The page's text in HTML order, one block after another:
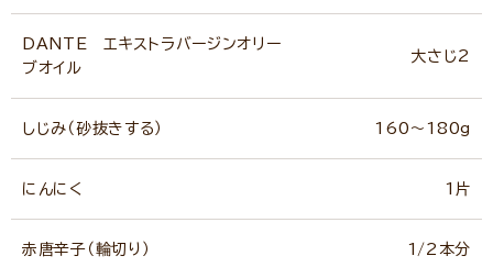
DANTE エキストラバージンオリー
ブオイル
大さじ2
しじみ（砂抜きする） 160～180g
にんにく 1片
赤唐辛子（輪切り） 1/2本分